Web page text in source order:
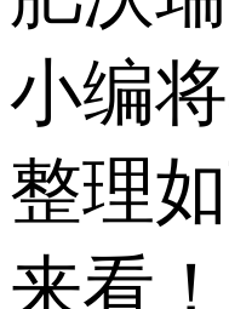
小编
整理
来看！